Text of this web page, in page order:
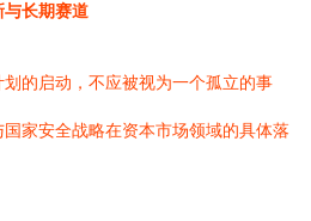
与长期赛道
的启动，不应被视为一个孤立的事
家安全战略在资本市场领域的具体落